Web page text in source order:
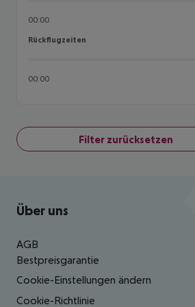
00:00
Rückflugzeiten
Rückflugzeiten
00:00
Filter zurücksetzen
Footer navigation
Über uns
AGB
Bestpreisgarantie
Cookie-Einstellungen ändern
Cookie-Richtlinie